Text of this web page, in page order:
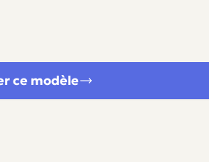
ce modèle